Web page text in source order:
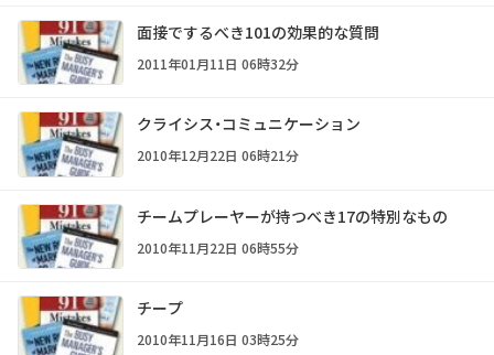
面接でするべき101の効果的な質問
2011年01月11日 06時32分
クライシス・コミュニケーション
2010年12月22日 06時21分
チームプレーヤーが持つべき17の特別なもの
2010年11月22日 06時55分
チープ
2010年11月16日 03時25分